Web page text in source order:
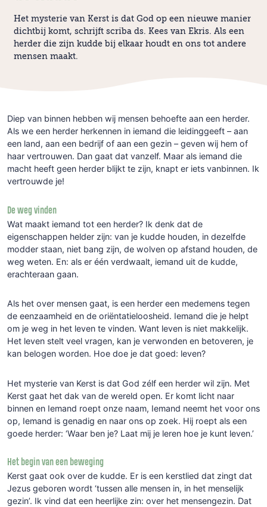
Het mysterie van Kerst is dat God op een nieuwe manier
dichtbij komt, schrijft scriba ds. Kees van Ekris. Als een
herder die zijn kudde bij elkaar houdt en ons tot andere
mensen maakt.
Diep van binnen hebben wij mensen behoefte aan een herder.
Als we een herder herkennen in iemand die leidinggeeft – aan
een land, aan een bedrijf of aan een gezin – geven wij hem of
haar vertrouwen. Dan gaat dat vanzelf. Maar als iemand die
macht heeft geen herder blijkt te zijn, knapt er iets vanbinnen. Ik
vertrouwde je!
De weg vinden
Wat maakt iemand tot een herder? Ik denk dat de
eigenschappen helder zijn: van je kudde houden, in dezelfde
modder staan, niet bang zijn, de wolven op afstand houden, de
weg weten. En: als er één verdwaalt, iemand uit de kudde,
erachteraan gaan.
Als het over mensen gaat, is een herder een medemens tegen
de eenzaamheid en de oriëntatieloosheid. Iemand die je helpt
om je weg in het leven te vinden. Want leven is niet makkelijk.
Het leven stelt veel vragen, kan je verwonden en betoveren, je
kan belogen worden. Hoe doe je dat goed: leven?
Het mysterie van Kerst is dat God zélf een herder wil zijn. Met
Kerst gaat het dak van de wereld open. Er komt licht naar
binnen en Iemand roept onze naam, Iemand neemt het voor ons
op, Iemand is genadig en naar ons op zoek. Hij roept als een
goede herder: ‘Waar ben je? Laat mij je leren hoe je kunt leven.’
Het begin van een beweging
Kerst gaat ook over de kudde. Er is een kerstlied dat zingt dat
Jezus geboren wordt ‘tussen alle mensen in, in het menselijk
gezin’. Ik vind dat een heerlijke zin: over het mensengezin. Dat